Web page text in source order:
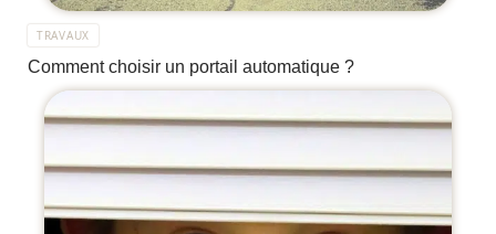
TRAVAUX
Comment choisir un portail automatique ?